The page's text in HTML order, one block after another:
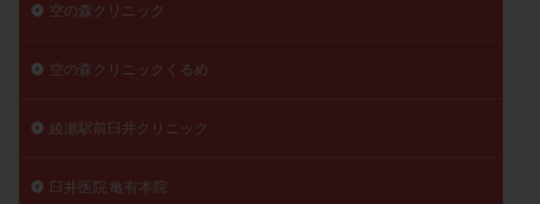
空の森クリニック
空の森クリニックくるめ
綾瀬駅前臼井クリニック
臼井医院 亀有本院